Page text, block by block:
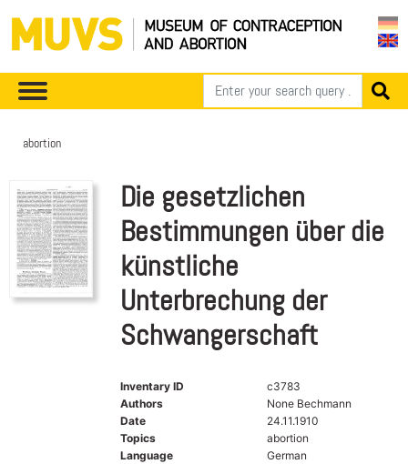
abortion
Die gesetzlichen
Bestimmungen über die
künstliche
Unterbrechung der
Schwangerschaft
Inventary ID
c3783
Authors
None Bechmann
Date
24.11.1910
Topics
abortion
Language
German